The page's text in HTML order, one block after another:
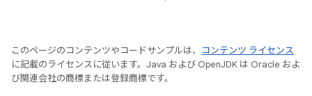
このページのコンテンツやコードサンプルは、
コンテンツ ライセンス
に記載のライセンスに従います。Java および OpenJDK は Oracle およ
び関連会社の商標または登録商標です。